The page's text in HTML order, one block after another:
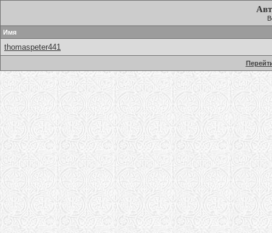
Имя
thomaspeter441